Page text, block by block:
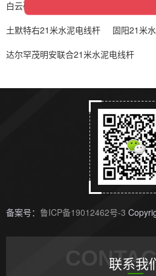
白云矿区21米水泥电线杆
土默特右21米水泥电线杆
固阳21米
达尔罕茂明安联合21米水泥电线杆
备案号： 鲁ICP备19012462号-3
联系我